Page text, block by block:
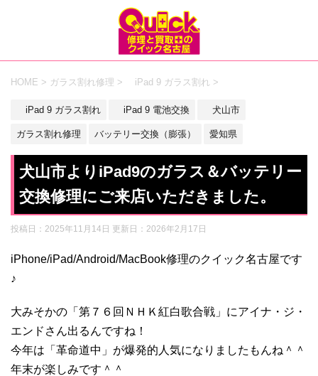
HOME > ガラス割れ修理 > iPad 9 ガラス割れ >
iPad 9 ガラス割れ iPad 9 電池交換 犬山市
ガラス割れ修理 バッテリー交換（膨張） 愛知県
犬山市よりiPad9のガラス＆バッテリー
交換修理にご来店いただきました。
投稿日：2025年11月14日 更新日： 2026年2月17日
iPhone/iPad/Android/MacBook修理のクイック名古屋です
♪
大みそかの「第７６回ＮＨＫ紅白歌合戦」にアイナ・ジ・
エンドさん出るんですね！
今年は「革命道中」が爆発的人気になりましたもんね＾＾
年末が楽しみです＾＾